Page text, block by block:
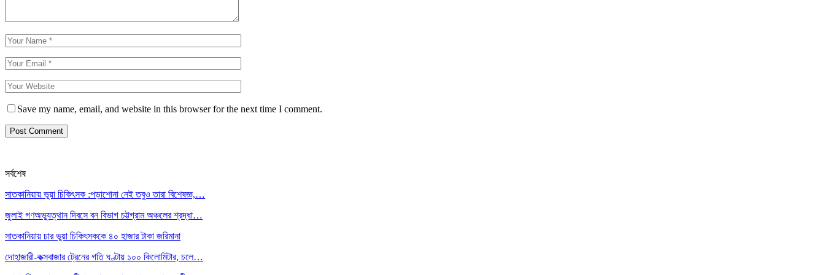
Save my name, email, and website in this browser for the next time I comment.
সর্বশেষ
সাতকানিয়ায় ভূয়া চিকিৎসক :পড়াশোনা নেই তবুও তারা বিশেষজ্ঞ,…
জুলাই গণঅভ্যুত্থান দিবসে বন বিভাগ চট্টগ্রাম অঞ্চলের শ্রদ্ধা…
সাতকানিয়ায় চার ভুয়া চিকিৎসককে ৪০ হাজার টাকা জরিমানা
দোহাজারী-কক্সবাজার ট্রেনের গতি ঘণ্টায় ১০০ কিলোমিটার, চলে…